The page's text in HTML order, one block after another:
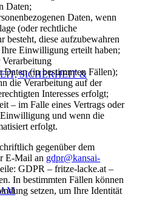
SICHERHEIT &
Daten;
Daten, wenn
(oder rechtliche
besteht, diese aufzubewahren
Einwilligung erteilt haben;
Daten (in bestimmten Fällen);
die Verarbeitung auf der
Interesses erfolgt;
– im Falle eines Vertrags oder
und wenn die
erfolgt.
gegenüber dem
E-Mail an gdpr@kansai-
GDPR – fritze-lacke.at –
In bestimmten Fällen können
setzen, um Ihre Identität